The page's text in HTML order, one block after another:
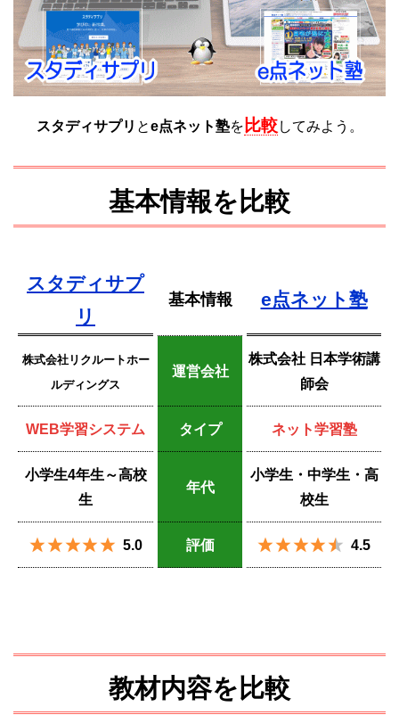
スタディサプリ とe点ネット塾を 比較してみよう。
基本情報を比較
スタディサプ
リ
基本情報 e点ネット塾
株式会社リクルートホー
ルディングス
運営会社
株式会社 日本学術講
師会
WEB学習システム タイプ ネット学習塾
小学生4年生～高校
生
年代
小学生・中学生・高
校生
5.0 評価 4.5
教材内容を比較